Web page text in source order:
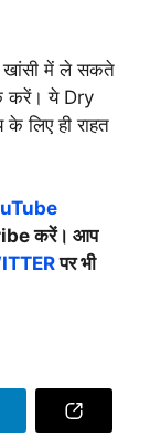
खांसी में ले सकते
करें। ये Dry
लिए ही राहत
करें। आप
पर भी